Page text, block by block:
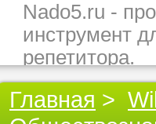
Nado5.ru -
инструмент
репетитора.
Здесь вы
подходящего
Главная >